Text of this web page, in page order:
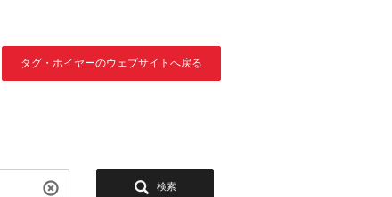
タグ・ホイヤーのウェブサイトへ戻る
検索